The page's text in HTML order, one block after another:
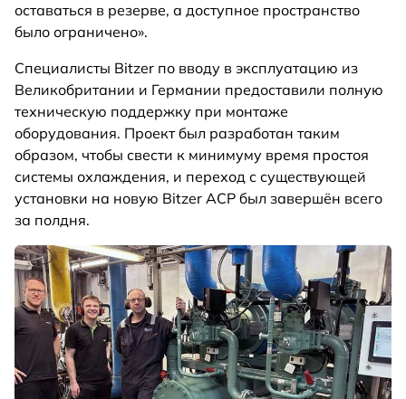
оставаться в резерве, а доступное пространство
было ограничено».
Специалисты Bitzer по вводу в эксплуатацию из
Великобритании и Германии предоставили полную
техническую поддержку при монтаже
оборудования. Проект был разработан таким
образом, чтобы свести к минимуму время простоя
системы охлаждения, и переход с существующей
установки на новую Bitzer ACP был завершён всего
за полдня.